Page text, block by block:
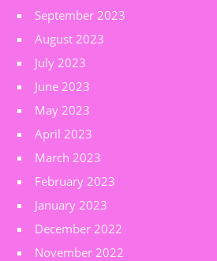
September 2023
August 2023
July 2023
June 2023
May 2023
April 2023
March 2023
February 2023
January 2023
December 2022
November 2022